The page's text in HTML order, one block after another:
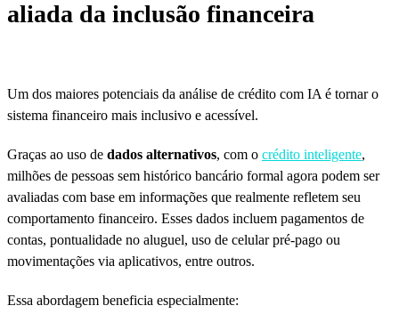
aliada da inclusão financeira
Um dos maiores potenciais da análise de crédito com IA é tornar o
sistema financeiro mais inclusivo e acessível.
Graças ao uso de dados alternativos, com o crédito inteligente,
milhões de pessoas sem histórico bancário formal agora podem ser
avaliadas com base em informações que realmente refletem seu
comportamento financeiro. Esses dados incluem pagamentos de
contas, pontualidade no aluguel, uso de celular pré-pago ou
movimentações via aplicativos, entre outros.
Essa abordagem beneficia especialmente: